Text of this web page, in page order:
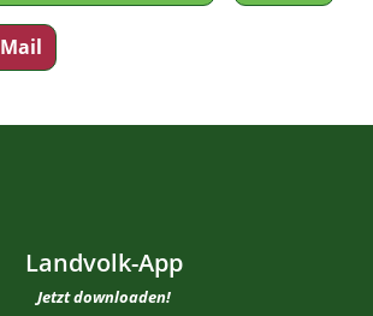
Mail
Landvolk-App
Jetzt downloaden!